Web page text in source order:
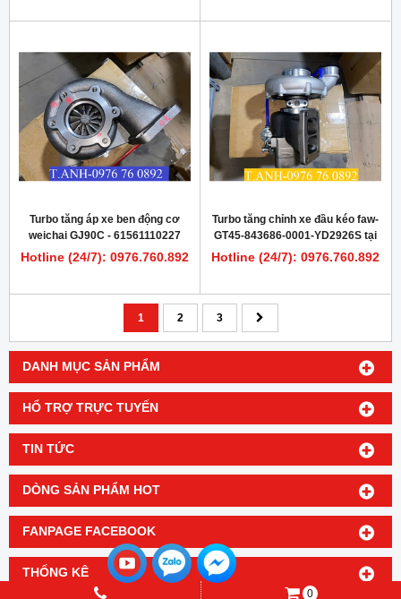
DANH MỤC SẢN PHẨM
HỔ TRỢ TRỰC TUYẾN
TIN TỨC
DÒNG SẢN PHẨM HOT
FANPAGE FACEBOOK
THỐNG KÊ
Turbo tăng áp xe ben động cơ
weichai GJ90C - 61561110227
Hotline (24/7): 0976.760.892
Turbo tăng chỉnh xe đầu kéo faw-
GT45-843686-0001-YD2926S tại
Hà Nội
Hotline (24/7): 0976.760.892
1 2 3
0